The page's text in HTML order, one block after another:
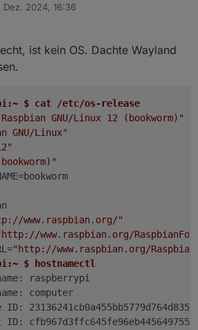
Dez. 2024, 16:36
von
ist kein OS. Dachte Wayland
$ cat /etc/os-release
GNU/Linux 12 (bookworm)"
GNU/Linux"
www.raspbian.org/"
www.raspbian.org/
"http://www.raspbian.org/
$ hostnamectl
raspberrypi
computer
ID:
ID: